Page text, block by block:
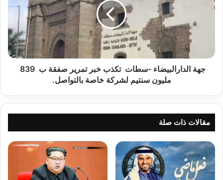
تكذب
839
مليون
مليون سنتيم لشركة خاصة بالتواصل.
مقالات ذات صلة